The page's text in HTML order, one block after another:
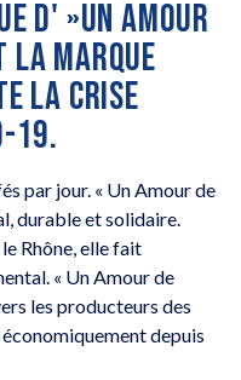
D' »UN AMOUR
LA MARQUE
LA CRISE
19.
par jour. « Un Amour de
durable et solidaire.
Rhône, elle fait
« Un Amour de
les producteurs des
depuis